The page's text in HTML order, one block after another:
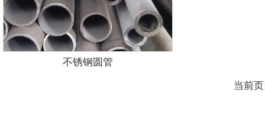
不锈钢圆管
当前